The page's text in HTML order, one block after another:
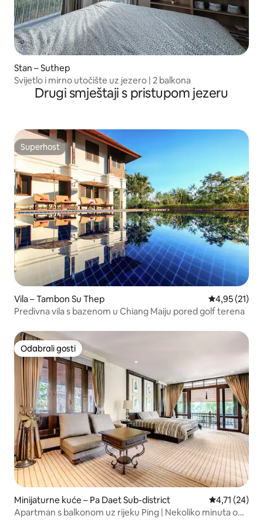
Stan – Suthep
Svijetlo i mirno utočište uz jezero | 2 balkona
Drugi smještaji s pristupom jezeru
Superhost
Superhost
Vila – Tambon Su Thep Prosječna
4,95 (21)
Predivna vila s bazenom u Chiang Maiju pored golf terena
Odabrali gosti
Odabrali gosti
Minijaturne kuće – Pa Daet Sub-district Prosječna
4,71 (24)
Apartman s balkonom uz rijeku Ping | Nekoliko minuta od